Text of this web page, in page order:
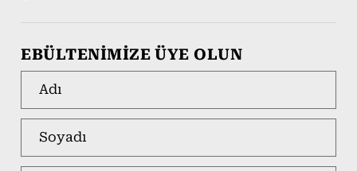
EBÜLTENİMİZE ÜYE OLUN